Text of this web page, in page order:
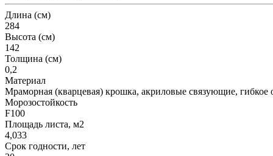
Длина (см)
284
Высота (см)
142
Толщина (см)
0,2
Материал
Мраморная (кварцевая) крошка, акриловые связующие, гибкое
Морозостойкость
F100
Площадь листа, м2
4,033
Срок годности, лет